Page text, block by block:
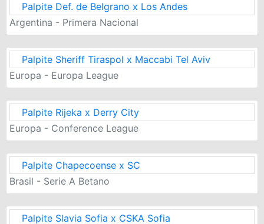
Palpite Def. de Belgrano x Los Andes
Argentina - Primera Nacional
Palpite Sheriff Tiraspol x Maccabi Tel Aviv
Europa - Europa League
Palpite Rijeka x Derry City
Europa - Conference League
Palpite Chapecoense x SC
Brasil - Serie A Betano
Palpite Slavia Sofia x CSKA Sofia